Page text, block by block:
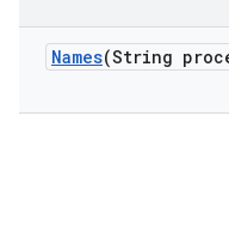
Names(String